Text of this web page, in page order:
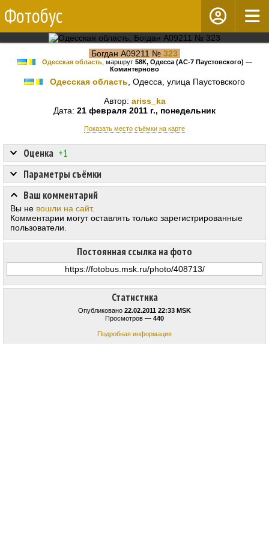
Фотобус
Богдан А09211 № 323
Одесская область, маршрут 58К, Одесса (АС-7 Паустовского) —
Коминтерново
Одесская область , Одесса, улица Паустовского
Автор: ariss_ka
Дата: 21 февраля 2011 г., понедельник
Показать место съёмки на карте
Статистика
Опубликовано 22.02.2011 22:33 MSK
Просмотров — 440
Подробная информация
Оценка +1
Постоянная ссылка на фото
Параметры съёмки
Ваш комментарий
Вы не вошли на сайт.
Комментарии могут оставлять только зарегистрированные
пользователи.